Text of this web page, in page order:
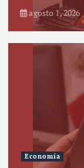
agosto 1, 2026
Economía